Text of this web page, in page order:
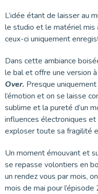
L’idée étant de laisser au
le studio et le matériel mis
ceux-ci uniquement
Dans cette ambiance
le bal et offre une version
Over. Presque
l’émotion et on se laisse
sublime et la pureté d’un
influences électroniques
exploser toute sa fragilité
Un moment émouvant et
se repasse volontiers en
un rendez vous par mois,
mois de mai pour l’épisode